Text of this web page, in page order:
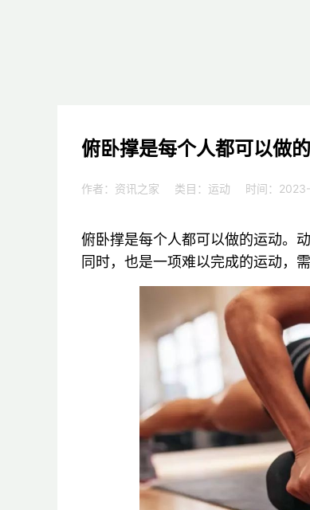
俯卧撑是每个人都可以做
作者：资讯之家 类目： 运动 时间：
俯卧撑是每个人都可以做的运动。
同时，也是一项难以完成的运动，